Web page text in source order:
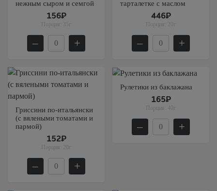
нежным сыром и семгой
156₽
Порция: 35г
– +
тарталетке с маслом
446₽
Порция: 20г
– +
Гриссини по-итальянски
(с вялеными томатами и
пармой)
152₽
Порция: 20г
– +
Рулетики из баклажана
165₽
Порция: 40г
– +